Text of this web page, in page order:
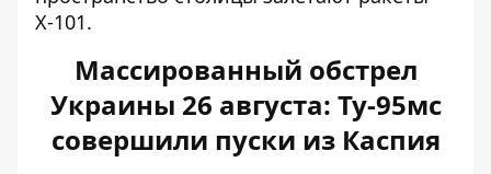
Х-101.
Массированный обстрел
Украины 26 августа: Ту-95мс
совершили пуски из Каспия